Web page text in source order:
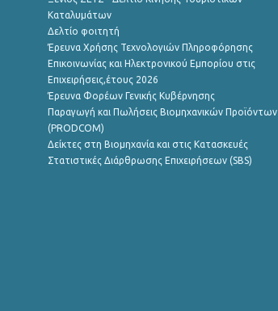
Καταλυμάτων
Δελτίο φοιτητή
Έρευνα Χρήσης Τεχνολογιών Πληροφόρησης
Επικοινωνίας και Ηλεκτρονικού Εμπορίου στις
Επιχειρήσεις,έτους 2026
Έρευνα Φορέων Γενικής Κυβέρνησης
Παραγωγή και Πωλήσεις Βιομηχανικών Προϊόντων
(PRODCOM)
Δείκτες στη Βιομηχανία και στις Κατασκευές
Στατιστικές Διάρθρωσης Επιχειρήσεων (SBS)